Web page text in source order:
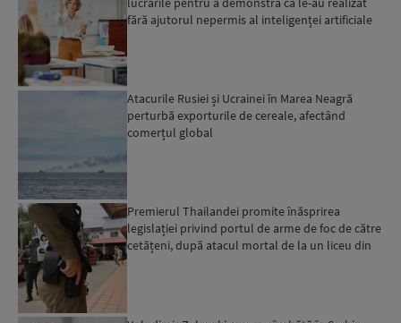
fără ajutorul nepermis al inteligenței artificiale
Atacurile Rusiei și Ucrainei în Marea Neagră
perturbă exporturile de cereale, afectând
comerțul global
Premierul Thailandei promite înăsprirea
legislației privind portul de arme de foc de către
cetățeni, după atacul mortal de la un liceu din